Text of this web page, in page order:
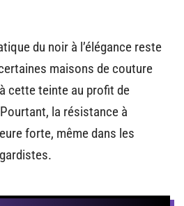
du noir à l’élégance reste
maisons de couture
cette teinte au profit de
la résistance à
forte, même dans les